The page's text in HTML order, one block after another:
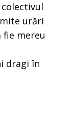
urări
fie mereu
dragi în